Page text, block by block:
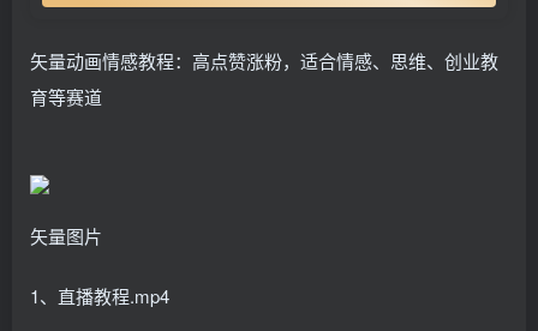
矢量动画情感教程：高点赞涨粉，适合情感、思维、创业教
育等赛道
矢量图片
1、直播教程.mp4